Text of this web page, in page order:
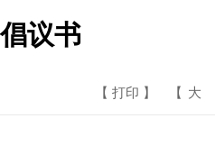
议书
【 打印 】 【 大